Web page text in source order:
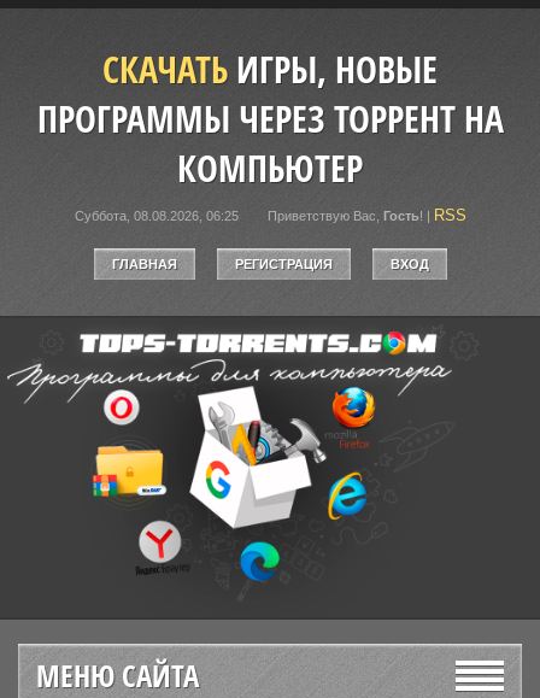
СКАЧАТЬИГРЫ, НОВЫЕ
ПРОГРАММЫ ЧЕРЕЗ ТОРРЕНТ НА
КОМПЬЮТЕР
Суббота, 08.08.2026, 06:25 Приветствую Вас Гость! | RSS
ГЛАВНАЯ РЕГИСТРАЦИЯ ВХОД
МЕНЮ САЙТА